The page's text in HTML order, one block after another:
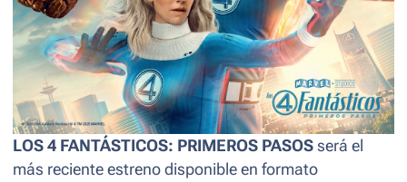
LOS 4 FANTÁSTICOS: PRIMEROS PASOS será el
más reciente estreno disponible en formato